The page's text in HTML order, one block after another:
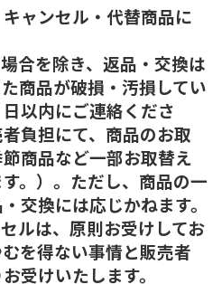
キャンセル・代替商品に
合を除き、返品・交換は
商品が破損・汚損してい
以内にご連絡くださ
負担にて、商品のお取
商品など一部お取替え
。）。ただし、商品の一
交換には応じかねます。
ルは、原則お受けしてお
を得ない事情と販売者
受けいたします。